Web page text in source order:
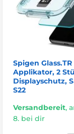
Spigen
Applikator, 2
Displayschutz,
S22
Versandbereit,
8. bei dir